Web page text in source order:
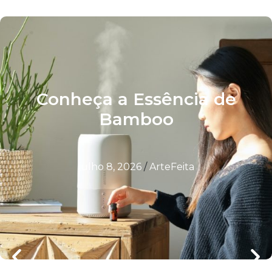
Conheça a Essência de
Bamboo
julho 8, 2026 / ArteFeita